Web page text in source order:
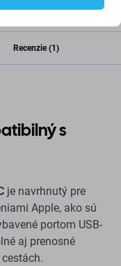
Recenzie (1)
s
je navrhnutý pre
Apple, ako sú
portom USB-
aj prenosné